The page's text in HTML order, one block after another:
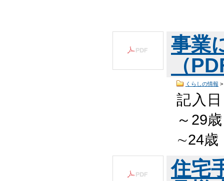
事業
（
くらしの情報 >
記入
～29
∼24
住宅